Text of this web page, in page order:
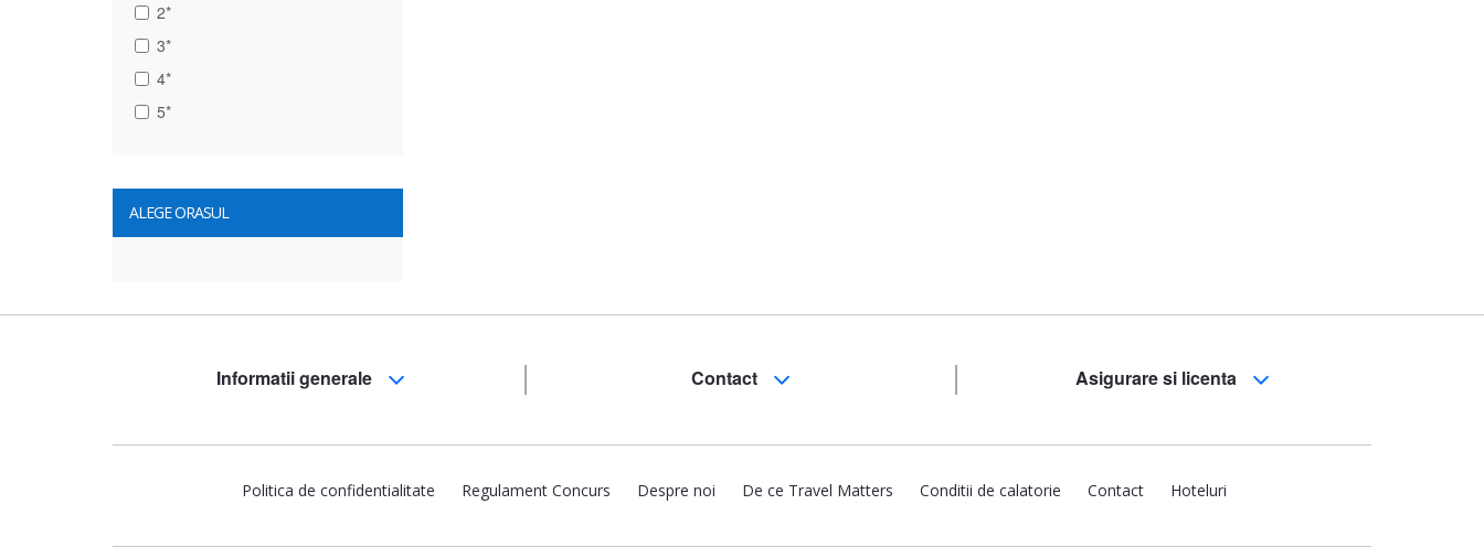
2*
3*
4*
5*
ALEGE ORASUL
Informatii generale Contact Asigurare si licenta
Politica de confidentialitate Regulament Concurs Despre noi De ce Travel Matters Conditii de calatorie Contact Hoteluri